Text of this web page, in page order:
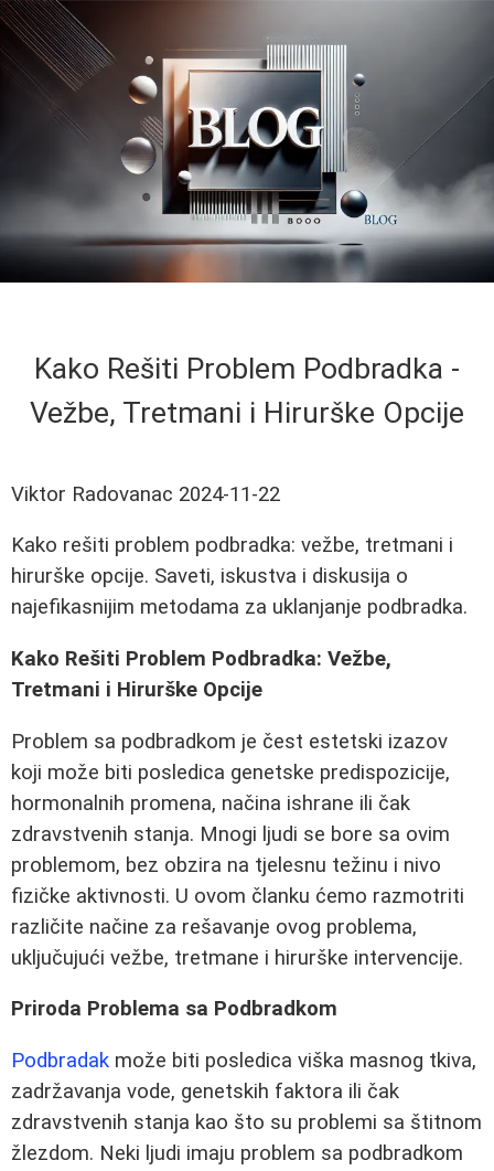
Kako Rešiti Problem Podbradka -
Vežbe, Tretmani i Hirurške Opcije
Viktor Radovanac 2024-11-22
Kako rešiti problem podbradka: vežbe, tretmani i
hirurške opcije. Saveti, iskustva i diskusija o
najefikasnijim metodama za uklanjanje podbradka.
Kako Rešiti Problem Podbradka: Vežbe,
Tretmani i Hirurške Opcije
Problem sa podbradkom je čest estetski izazov
koji može biti posledica genetske predispozicije,
hormonalnih promena, načina ishrane ili čak
zdravstvenih stanja. Mnogi ljudi se bore sa ovim
problemom, bez obzira na tjelesnu težinu i nivo
fizičke aktivnosti. U ovom članku ćemo razmotriti
različite načine za rešavanje ovog problema,
uključujući vežbe, tretmane i hirurške intervencije.
Priroda Problema sa Podbradkom
Podbradak može biti posledica viška masnog tkiva,
zadržavanja vode, genetskih faktora ili čak
zdravstvenih stanja kao što su problemi sa štitnom
žlezdom. Neki ljudi imaju problem sa podbradkom